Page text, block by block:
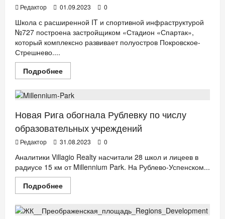
Редактор 01.09.2023 0
Школа с расширенной IT и спортивной инфраструктурой
№727 построена застройщиком «Стадион «Спартак»,
который комплексно развивает полуостров Покровское-
Стрешнево....
ПодробнееПрочитать
больше
На
полуострове
Стрешнево
прозвенел
первый
звонок
в
новой
школе
на
1100
мест
БИЗНЕС ДЕТИ
Новая Рига обогнала Рублевку по числу
образовательных учреждений
Редактор 31.08.2023 0
Аналитики Villagio Realty насчитали 28 школ и лицеев в
радиусе 15 км от Millennium Park. На Рублево-Успенском...
ПодробнееПрочитать
больше
Новая
Рига
БИЗНЕС ДЕТИ